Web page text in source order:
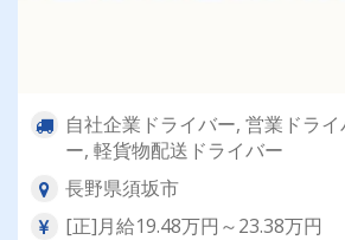
自社企業ドライバー, 営業ドラ
ー, 軽貨物配送ドライバー
長野県須坂市
[正]月給19.48万円～23.38万円